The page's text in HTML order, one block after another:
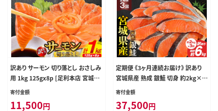
訳あり サーモン 切り落とし おさしみ
用 1kg 125gx8p [足利本店 宮城県
気仙沼市 20564313] 魚 魚介類 鮭
装 チリ銀鮭 銀鮭 海鮮 海鮮丼 魚介
寄付金額
11,500円
定期便 《3ヶ月連続お届け》 訳あり
宮城県産 熟成 銀鮭 切身 約2kg×3
回 計6kg [宮城東洋 宮城県 気仙沼
鮭 甘口 サケ 鮭切身 シャケ 切り身 冷
寄付金額
37,500円